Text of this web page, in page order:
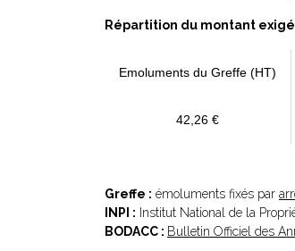
Répartition du montant
Emoluments du Greffe (HT)
42,26 €
Greffe : émoluments fixés par
INPI : Institut National de la
BODACC : Bulletin Officiel des